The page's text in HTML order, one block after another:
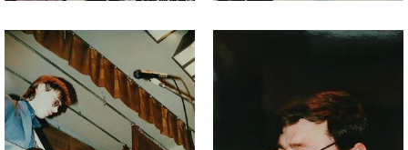
Файл
изображения
Файл